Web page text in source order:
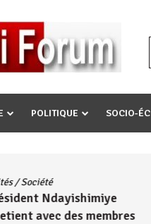
ni ugupfa nabi ,gupfa
n’igihugu cakwibarutse ? »
POLITIQUE SOCIO-
/Société
Ndayishimiye
avec des membres